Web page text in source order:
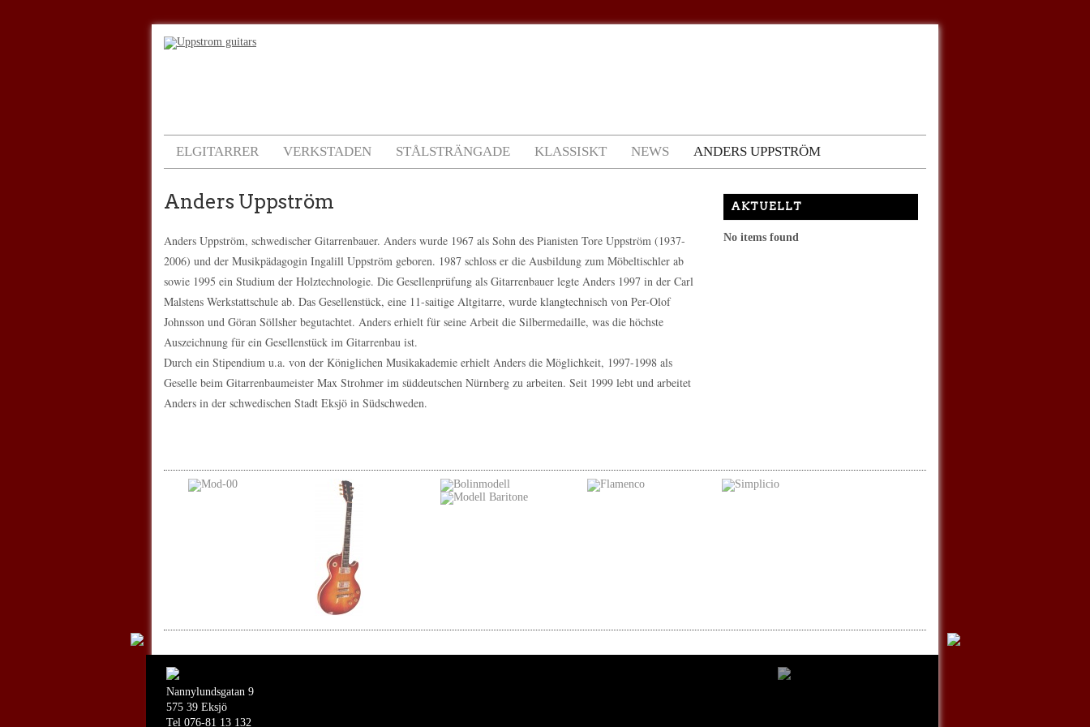
ELGITARRER VERKSTADEN STÅLSTRÄNGADE KLASSISKT NEWS ANDERS UPPSTRÖM
Anders Uppström
Anders Uppström, schwedischer Gitarrenbauer. Anders wurde 1967 als Sohn des Pianisten Tore Uppström (1937-
2006) und der Musikpädagogin Ingalill Uppström geboren. 1987 schloss er die Ausbildung zum Möbeltischler ab
sowie 1995 ein Studium der Holztechnologie. Die Gesellenprüfung als Gitarrenbauer legte Anders 1997 in der Carl
Malstens Werkstattschule ab. Das Gesellenstück, eine 11-saitige Altgitarre, wurde klangtechnisch von Per-Olof
Johnsson und Göran Söllsher begutachtet. Anders erhielt für seine Arbeit die Silbermedaille, was die höchste
Auszeichnung für ein Gesellenstück im Gitarrenbau ist.
Durch ein Stipendium u.a. von der Königlichen Musikakademie erhielt Anders die Möglichkeit, 1997-1998 als
Geselle beim Gitarrenbaumeister Max Strohmer im süddeutschen Nürnberg zu arbeiten. Seit 1999 lebt und arbeitet
Anders in der schwedischen Stadt Eksjö in Südschweden.
AKTUELLT
No items found
Nannylundsgatan 9
575 39 Eksjö
Tel 076-81 13 132